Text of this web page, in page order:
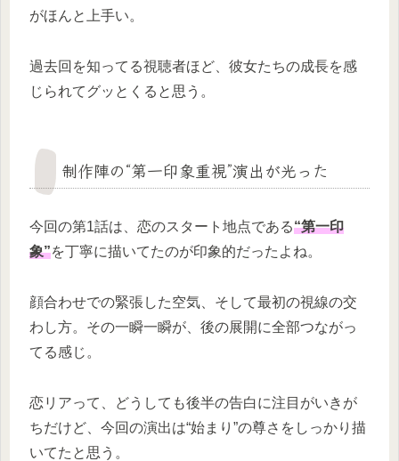
がほんと上手い。
過去回を知ってる視聴者ほど、彼女たちの成長を感
じられてグッとくると思う。
制作陣の“第一印象重視”演出が光った
今回の第1話は、恋のスタート地点である“第一印
象”を丁寧に描いてたのが印象的だったよね。
顔合わせでの緊張した空気、そして最初の視線の交
わし方。その一瞬一瞬が、後の展開に全部つながっ
てる感じ。
恋リアって、どうしても後半の告白に注目がいきが
ちだけど、今回の演出は“始まり”の尊さをしっかり描
いてたと思う。